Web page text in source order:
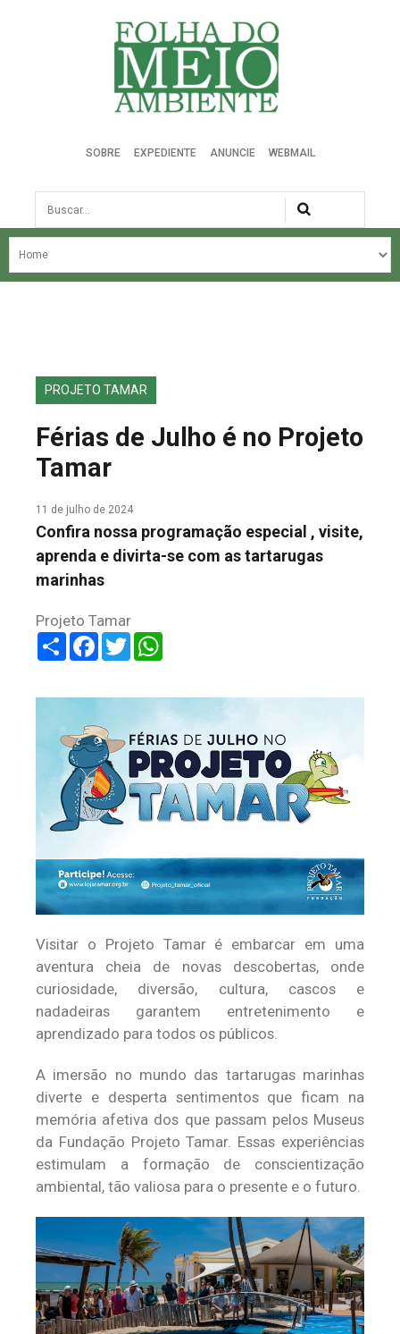
Folha do Meio Ambiente
SOBRE EXPEDIENTE ANUNCIE WEBMAIL
Busca
NOSSA HISTÓRIA
EDIÇÕES ANTERIORES
FALE CONOSCO
PROJETO TAMAR
Férias de Julho é no Projeto
Tamar
11 de julho de 2024
Confira nossa programação especial , visite,
aprenda e divirta-se com as tartarugas
marinhas
Projeto Tamar
ShareFacebook
Twitter
Visitar o Projeto Tamar é embarcar em uma
aventura cheia de novas descobertas, onde
curiosidade, diversão, cultura, cascos e
nadadeiras garantem entretenimento e
aprendizado para todos os públicos.
A imersão no mundo das tartarugas marinhas
diverte e desperta sentimentos que ficam na
memória afetiva dos que passam pelos Museus
da Fundação Projeto Tamar. Essas experiências
estimulam a formação de conscientização
ambiental, tão valiosa para o presente e o futuro.